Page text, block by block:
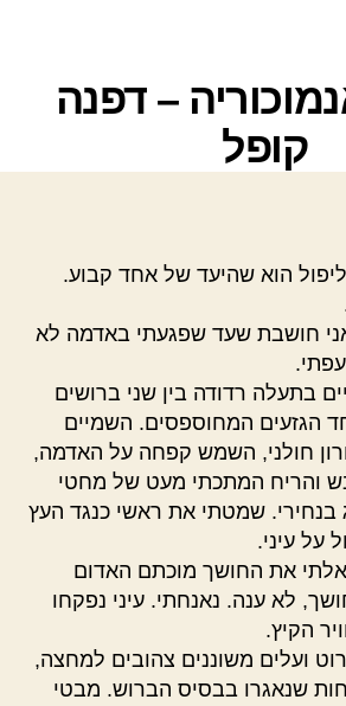
אנמוכוריה – דפנה
קופל
הוא שהיעד של אחד קבוע.
חושבת שעד שפגעתי באדמה לא
בתעלה רדודה בין שני ברושים
הגזעים המחוספסים. השמיים
חולני, השמש קפחה על האדמה,
והריח המתכתי מעט של מחטי
בנחירי. שמטתי את ראשי כנגד העץ
על עיני.
את החושך מוכתם האדום
לא ענה. נאנחתי. עיני נפקחו
הקיץ.
ועלים משוננים צהובים למחצה,
שנאגרו בבסיס הברוש. מבטי